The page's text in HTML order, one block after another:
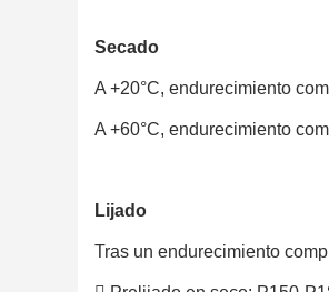
Secado
A +20°C, endurecimiento
A +60°C, endurecimiento
Lijado
Tras un endurecimiento